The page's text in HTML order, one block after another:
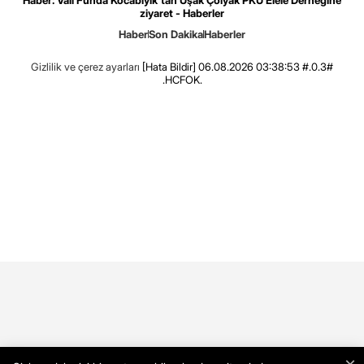
ziyaret - Haberler
HaberSon DakikaHaberler
Gizlilik ve çerez ayarları [Hata Bildir] 06.08.2026 03:38:53 #.0.3#
.HCFOK.